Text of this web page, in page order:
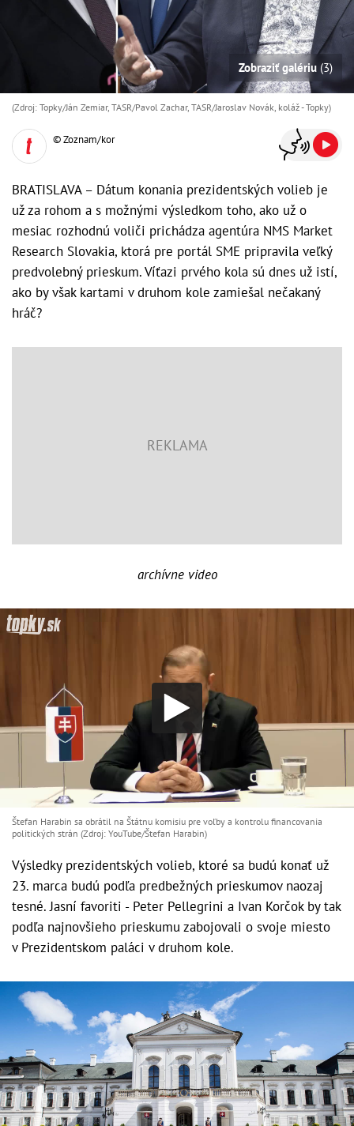
Zobraziť galériu (3)
(Zdroj: Topky/Ján Zemiar, TASR/Pavol Zachar, TASR/Jaroslav Novák, koláž - Topky)
© Zoznam/kor
BRATISLAVA – Dátum konania prezidentských volieb je
už za rohom a s možnými výsledkom toho, ako už o
mesiac rozhodnú voliči prichádza agentúra NMS Market
Research Slovakia, ktorá pre portál SME pripravila veľký
predvolebný prieskum. Víťazi prvého kola sú dnes už istí,
ako by však kartami v druhom kole zamiešal nečakaný
hráč?
archívne video
Štefan Harabin sa obrátil na Štátnu komisiu pre voľby a kontrolu financovania
politických strán (Zdroj: YouTube/Štefan Harabin)
Výsledky prezidentských volieb, ktoré sa budú konať už
23. marca budú podľa predbežných prieskumov naozaj
tesné. Jasní favoriti - Peter Pellegrini a Ivan Korčok by tak
podľa najnovšieho prieskumu zabojovali o svoje miesto
v Prezidentskom paláci v druhom kole.